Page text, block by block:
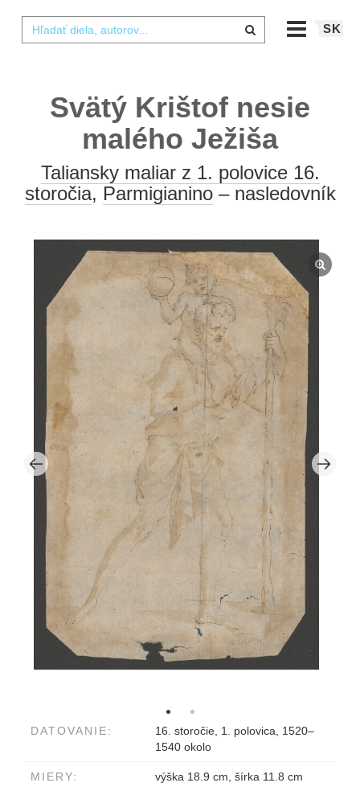
SK
Svätý Krištof nesie
malého Ježiša
Taliansky maliar z 1. polovice 16.
storočia, Parmigianino– nasledovník
DATOVANIE:
16. storočie, 1. polovica, 1520–
1540 okolo
MIERY: výška 18.9 cm, šírka 11.8 cm